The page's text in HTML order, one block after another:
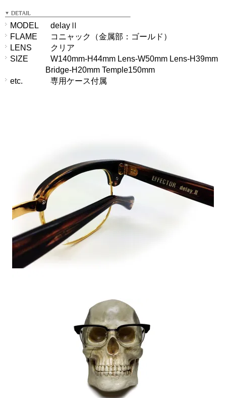
MODEL
delayⅡ
FLAME
コニャック（金属部：ゴールド）
LENS
クリア
SIZE
W140mm-H44mm Lens-W50mm Lens-H39mm
Bridge-H20mm Temple150mm
etc.
専用ケース付属